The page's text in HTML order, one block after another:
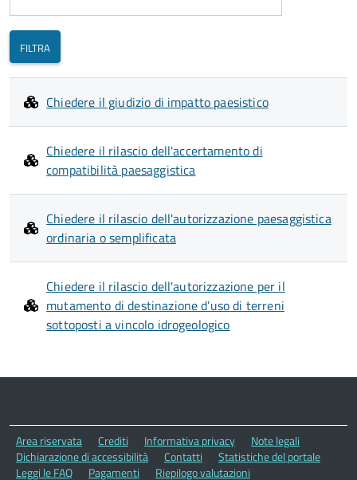
Chiedere il giudizio di impatto paesistico
Chiedere il rilascio dell'accertamento di
compatibilità paesaggistica
Chiedere il rilascio dell'autorizzazione paesaggistica
ordinaria o semplificata
Chiedere il rilascio dell'autorizzazione per il
mutamento di destinazione d’uso di terreni
sottoposti a vincolo idrogeologico
Area riservata Crediti Informativa privacy
Note legali
Dichiarazione di accessibilità
Contatti
Statistiche del portale
Leggi le FAQ
Pagamenti Riepilogo valutazioni